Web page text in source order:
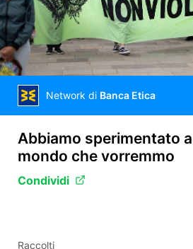
Network di Banca Etica
Abbiamo sperimentato
mondo che vorremmo
Condividi
Raccolti